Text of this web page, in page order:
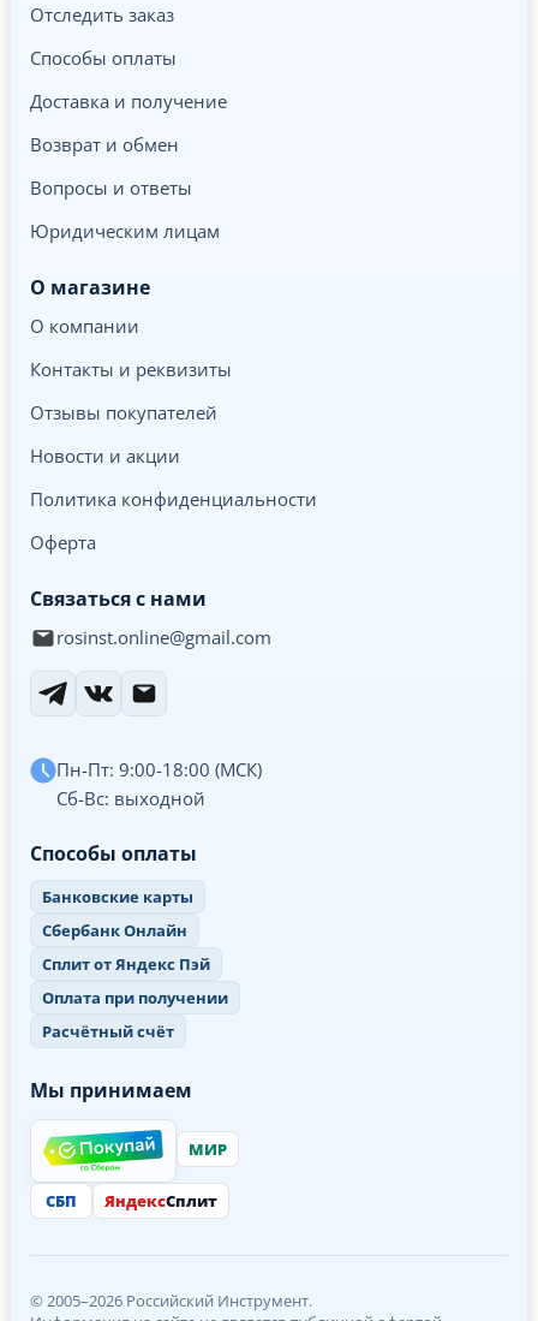
Отследить заказ
Способы оплаты
Доставка и получение
Возврат и обмен
Вопросы и ответы
Юридическим лицам
О магазине
О компании
Контакты и реквизиты
Отзывы покупателей
Новости и акции
Политика конфиденциальности
Оферта
Связаться с нами
rosinst.online@gmail.com
Пн-Пт: 9:00-18:00 (МСК)
Сб-Вс: выходной
Способы оплаты
Банковские карты
Сбербанк Онлайн
Сплит от Яндекс Пэй
Оплата при получении
Расчётный счёт
Мы принимаем
МИР
СБП ЯндексСплит
© 2005–2026 Российский Инструмент.